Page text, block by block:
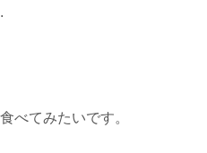
べてみたいです。